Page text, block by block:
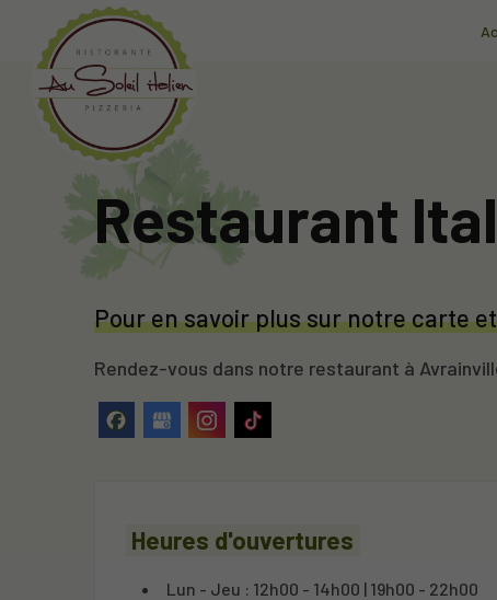
Restaurant
Pour en savoir plus sur notre carte
Rendez-vous dans notre restaurant à
Heures d'ouvertures
Lun - Jeu : 12h00 - 14h00 | 19h00 - 22h00